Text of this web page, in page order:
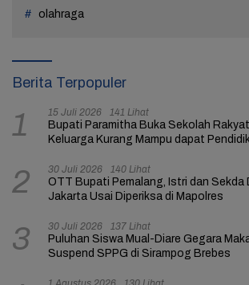
olahraga
Berita Terpopuler
1 15 Juli 2026 141 Lihat
Bupati Paramitha Buka Sekolah
Keluarga Kurang Mampu dapat
2 30 Juli 2026 140 Lihat
OTT Bupati Pemalang, Istri dan Sekda
Jakarta Usai Diperiksa di Mapolres
3 30 Juli 2026 137 Lihat
Puluhan Siswa Mual-Diare Gegara
Suspend SPPG di Sirampog Brebes